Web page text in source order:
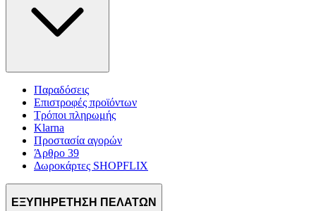
Παραδόσεις
Επιστροφές προϊόντων
Τρόποι πληρωμής
Klarna
Προστασία αγορών
Άρθρο 39
Δωροκάρτες SHOPFLIX
ΕΞΥΠΗΡΕΤΗΣΗ ΠΕΛΑΤΩΝ